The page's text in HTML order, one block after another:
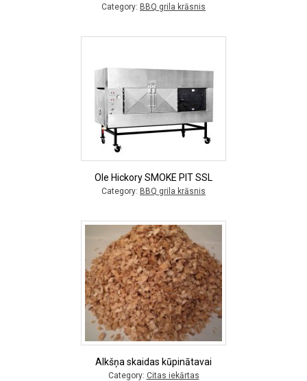
Category: BBQ grila krāsnis
Ole Hickory SMOKE PIT SSL
Category: BBQ grila krāsnis
Alkšņa skaidas kūpinātavai
Category: Citas iekārtas